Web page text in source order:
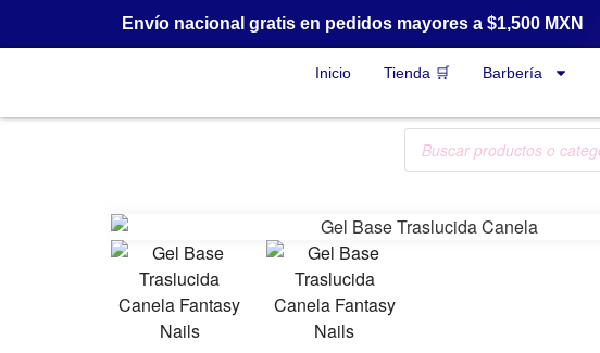
Envío nacional gratis en pedidos mayores a $1,500 MXN
Inicio Tienda 🛒 Barbería